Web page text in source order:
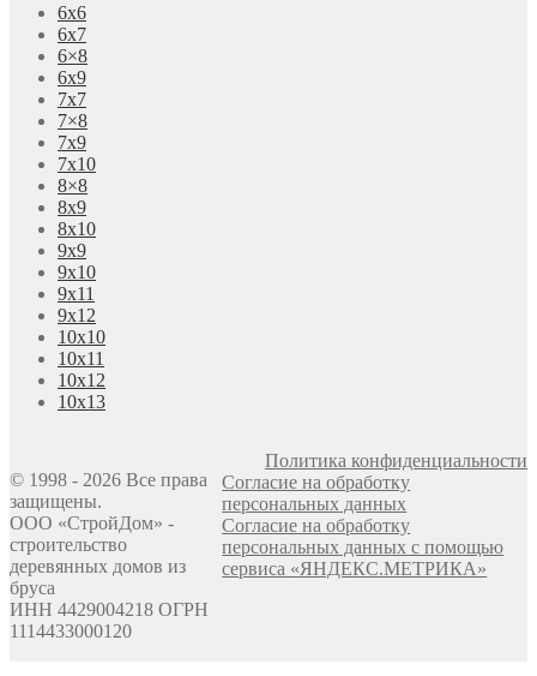
6х6
6х7
6×8
6х9
7х7
7×8
7х9
7х10
8×8
8х9
8х10
9х9
9х10
9х11
9х12
10х10
10х11
10х12
10х13
© 1998 - 2026 Все права
защищены.
ООО «СтройДом» -
строительство
деревянных домов из
бруса
ИНН 4429004218 ОГРН
1114433000120
Политика конфиденциальности
Согласие на обработку
персональных данных
Согласие на обработку
персональных данных с помощью
сервиса «ЯНДЕКС.МЕТРИКА»